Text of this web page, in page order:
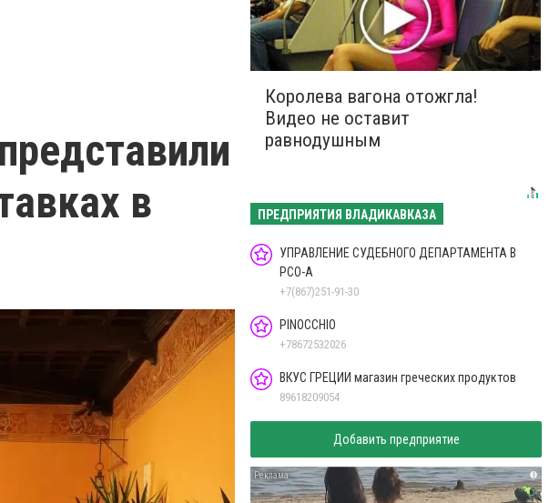
в
Королева вагона отожгла!
Видео не оставит
равнодушным
ПРЕДПРИЯТИЯ ВЛАДИКАВКАЗА
УПРАВЛЕНИЕ СУДЕБНОГО ДЕПАРТАМЕНТА В
РСО-А
+7(867)251-91-30
PINOCCHIO
+78672532026
ВКУС ГРЕЦИИ магазин греческих продуктов
89618209054
Добавить предприятие
i